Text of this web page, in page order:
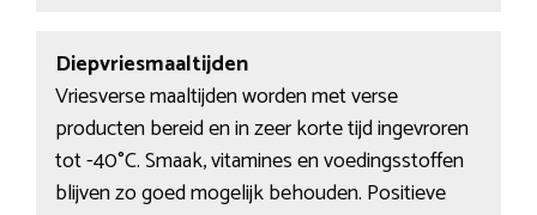
Diepvriesmaaltijden
Vriesverse maaltijden worden met verse
producten bereid en in zeer korte tijd ingevroren
tot -40°C. Smaak, vitamines en voedingsstoffen
blijven zo goed mogelijk behouden. Positieve